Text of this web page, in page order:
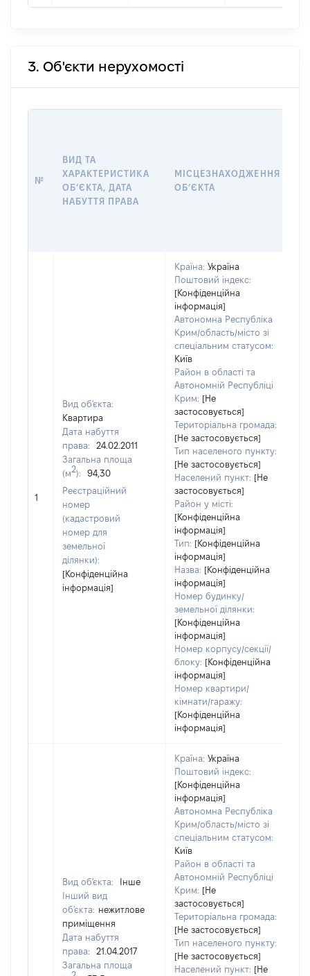
3. Об'єкти нерухомості
№
ВИД ТА
ХАРАКТЕРИСТИКА
ОБʼЄКТА, ДАТА
НАБУТТЯ ПРАВА
МІСЦЕЗНАХОДЖЕННЯ
ОБʼЄКТА
1
Вид об'єкта:
Квартира
Дата набуття
права:
24.02.2011
Загальна площа
(м2):
94,30
Реєстраційний
номер
(кадастровий
номер для
земельної
ділянки):
[Конфіденційна
інформація]
Країна: Україна
Поштовий індекс:
[Конфіденційна
інформація]
Автономна Республіка
Крим/область/місто зі
спеціальним статусом:
Київ
Район в області та
Автономній Республіці
Крим: [Не
застосовується]
Територіальна громада:
[Не застосовується]
Тип населеного пункту:
[Не застосовується]
Населений пункт: [Не
застосовується]
Район у місті:
[Конфіденційна
інформація]
Тип: [Конфіденційна
інформація]
Назва: [Конфіденційна
інформація]
Номер будинку/
земельної ділянки:
[Конфіденційна
інформація]
Номер корпусу/секції/
блоку: [Конфіденційна
інформація]
Номер квартири/
кімнати/гаражу:
[Конфіденційна
інформація]
Вид об'єкта:
Інше
Інший вид
об'єкта: нежитлове
приміщення
Дата набуття
права:
21.04.2017
Загальна площа
Країна: Україна
Поштовий індекс:
[Конфіденційна
інформація]
Автономна Республіка
Крим/область/місто зі
спеціальним статусом:
Київ
Район в області та
Автономній Республіці
Крим: [Не
застосовується]
Територіальна громада:
[Не застосовується]
Тип населеного пункту:
[Не застосовується]
Населений пункт: [Не